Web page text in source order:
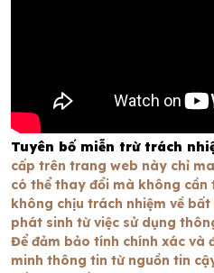
Tuyên bố miễn trừ trách
cấp trên trang web này chỉ
có thể thay đổi mà không
không chịu trách nhiệm về
phát sinh từ việc sử dụng
Để đảm bảo tính chính xác và
minh thông tin từ nguồn tin